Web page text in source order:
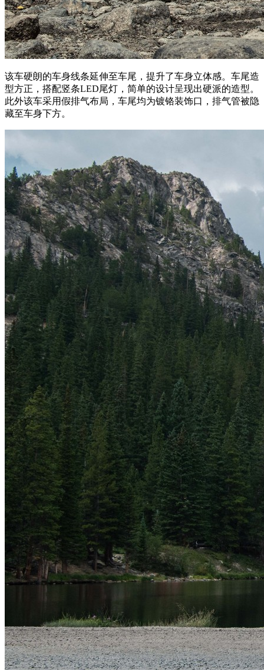
该车硬朗的车身线条延伸至车尾，提升了车身立体感。车尾造
型方正，搭配竖条LED尾灯，简单的设计呈现出硬派的造型。
此外该车采用假排气布局，车尾均为镀铬装饰口，排气管被隐
藏至车身下方。